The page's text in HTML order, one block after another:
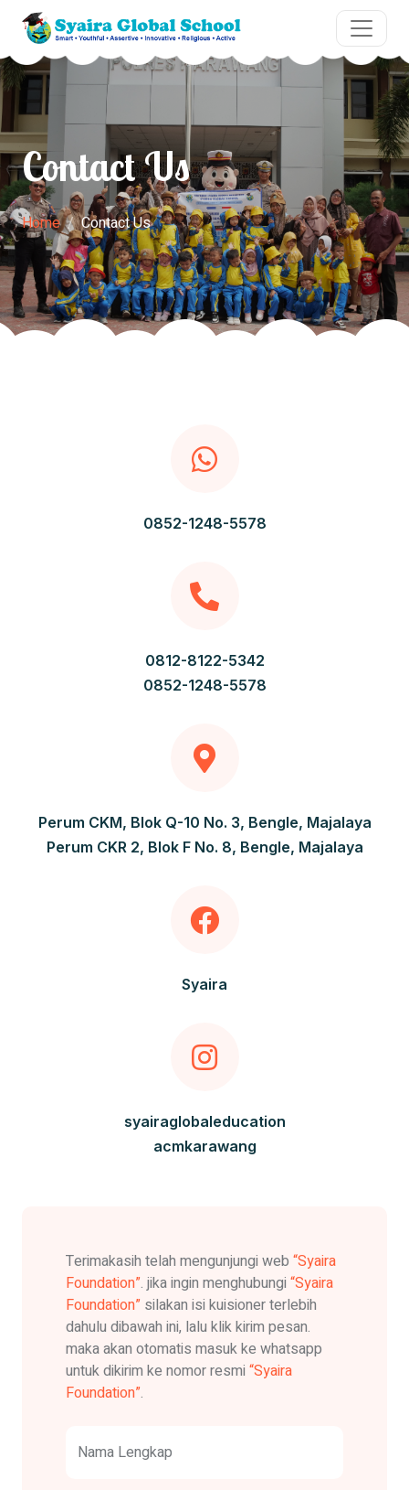
Contact Us
Home Contact Us
0852-1248-5578
0812-8122-5342
0852-1248-5578
Perum CKM, Blok Q-10 No. 3, Bengle, Majalaya
Perum CKR 2, Blok F No. 8, Bengle, Majalaya
Syaira
syairaglobaleducation
acmkarawang
Terimakasih telah mengunjungi web “Syaira
Foundation”. jika ingin menghubungi “Syaira
Foundation” silakan isi kuisioner terlebih
dahulu dibawah ini, lalu klik kirim pesan.
maka akan otomatis masuk ke whatsapp
untuk dikirim ke nomor resmi “Syaira
Foundation”.
Nama Lengkap